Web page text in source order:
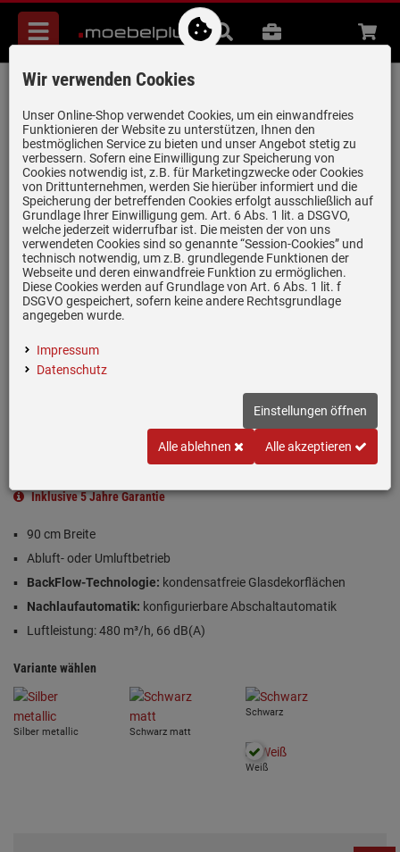
Menü
Suche
B2B Beratung
Berbel Ergoline 2 BKH 90 EG 2
Kopffreihaube 90 cm Weiß
Artikel-Nummer:19958844 | Herstellernummer: 1040017 |
EAN:4060854200724
nur noch 1 Stück verfügbar!
Inklusive 5 Jahre Garantie
90 cm Breite
Abluft- oder Umluftbetrieb
BackFlow-Technologie: kondensatfreie Glasdekorflächen
Nachlaufautomatik: konfigurierbare Abschaltautomatik
Luftleistung: 480 m³/h, 66 dB(A)
Variante wählen
Silber metallic Schwarz matt
Schwarz
Weiß
Wir verwenden Cookies
Unser Online-Shop verwendet Cookies, um ein einwandfreies
Funktionieren der Website zu unterstützen, Ihnen den
bestmöglichen Service zu bieten und unser Angebot stetig zu
verbessern. Sofern eine Einwilligung zur Speicherung von
Cookies notwendig ist, z.B. für Marketingzwecke oder Cookies
von Drittunternehmen, werden Sie hierüber informiert und die
Speicherung der betreffenden Cookies erfolgt ausschließlich auf
Grundlage Ihrer Einwilligung gem. Art. 6 Abs. 1 lit. a DSGVO,
welche jederzeit widerrufbar ist. Die meisten der von uns
verwendeten Cookies sind so genannte “Session-Cookies” und
technisch notwendig, um z.B. grundlegende Funktionen der
Webseite und deren einwandfreie Funktion zu ermöglichen.
Diese Cookies werden auf Grundlage von Art. 6 Abs. 1 lit. f
DSGVO gespeichert, sofern keine andere Rechtsgrundlage
angegeben wurde.
Impressum
Datenschutz
Einstellungen öffnen
Alle ablehnen Alle akzeptieren